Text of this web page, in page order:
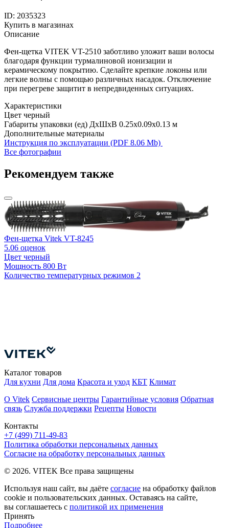
ID: 2035323
Купить в магазинах
Описание
Фен-щетка VITEK VT-2510 заботливо уложит ваши волосы
благодаря функции турмалиновой ионизации и
керамическому покрытию. Сделайте крепкие локоны или
легкие волны с помощью различных насадок. Отключение
при перегреве защитит в непредвиденных ситуациях.
Характеристики
Цвет черный
Габариты упаковки (ед) ДхШхВ 0.25x0.09x0.13 м
Дополнительные материалы
Инструкция по эксплуатации (PDF 8.06 Mb)
Все фотографии
Рекомендуем также
Фен-щетка Vitek VT-8245
5.06 оценок
Цвет черный
Мощность 800 Вт
Количество температурных режимов 2
Контакты
+7 (499) 711-49-83
Каталог товаров
Для кухни Для дома Красота и уход КБТ Климат
О Vitek Сервисные центры Гарантийные условия Обратная
связь Служба поддержки Рецепты Новости
Политика обработки персональных данных
Согласие на обработку персональных данных
© 2026. VITEK Все права защищены
Используя наш сайт, вы даёте согласие на обработку файлов
cookie и пользовательских данных. Оставаясь на сайте,
вы соглашаетесь с политикой их применения
Принять
Подробнее